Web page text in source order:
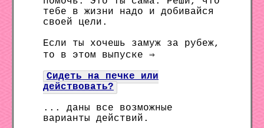
тебе в жизни надо и добивайся
своей цели.
Если ты хочешь замуж за рубеж,
то в этом выпуске ⇒
Сидеть на печке или
действовать?
... даны все возможные
варианты действий.